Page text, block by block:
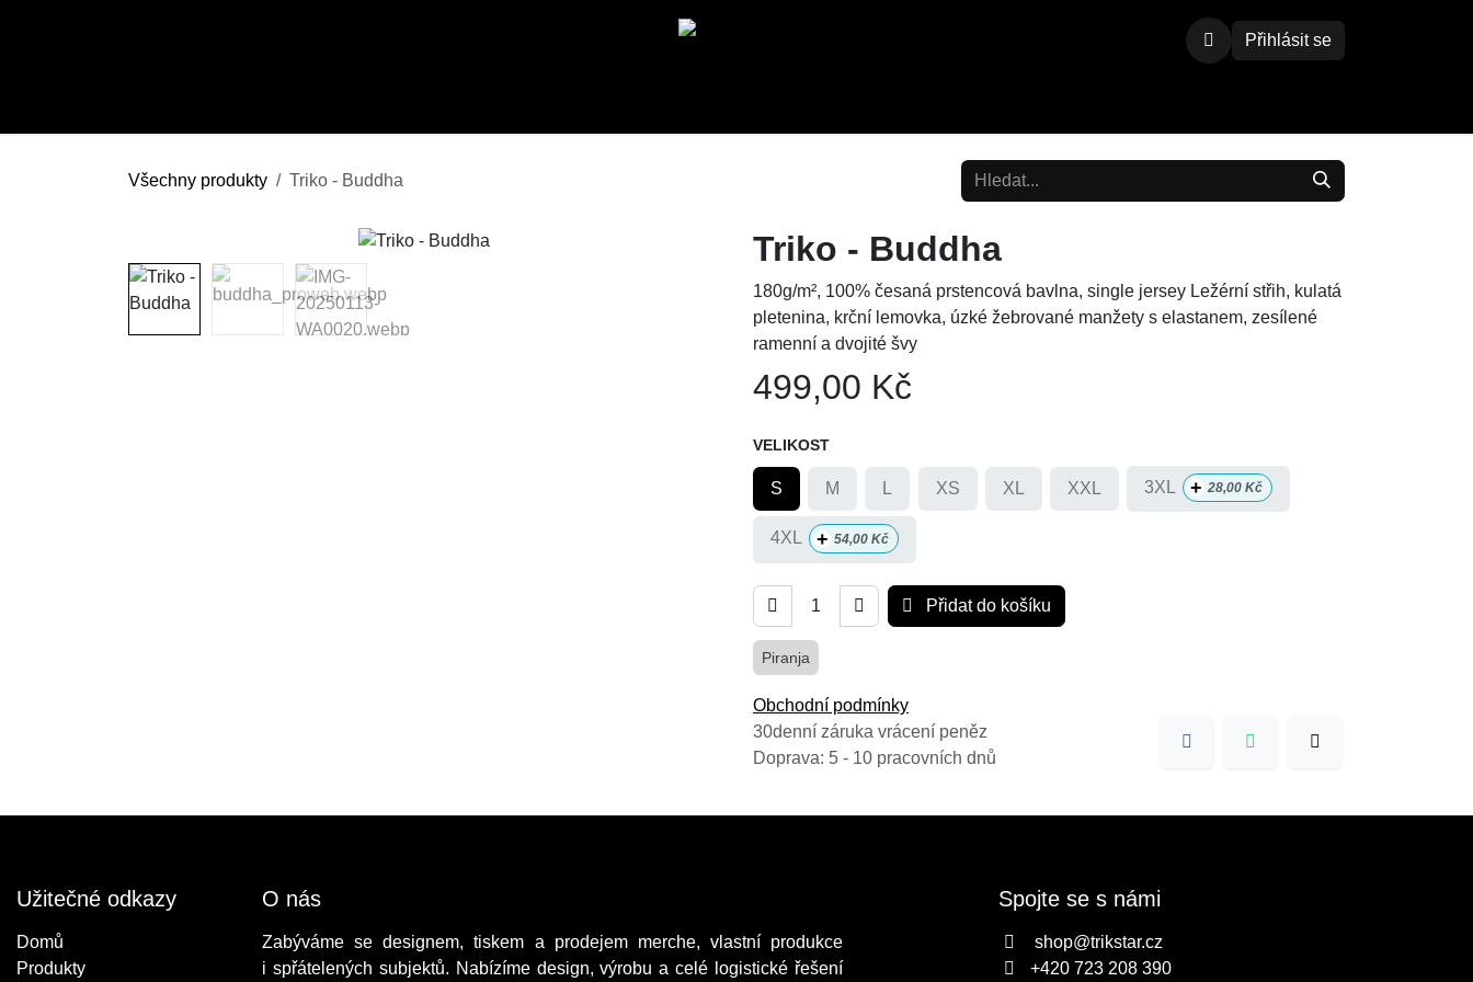
Přihlásit se
Všechny produkty Triko - Buddha
Triko - Buddha
180g/m², 100% česaná prstencová bavlna, single jersey Ležérní střih, kulatá
pletenina, krční lemovka, úzké žebrované manžety s elastanem, zesílené
ramenní a dvojité švy
499,00 Kč
VELIKOST
S M L XS XL XXL 3XL + 28,00 Kč
4XL + 54,00 Kč
Přidat do košíku
Piranja
Obchodní podmínky
30denní záruka vrácení peněz
Doprava: 5 - 10 pracovních dnů
Užitečné odkazy
Do​mů
Produkty
O nás
Zabýváme se designem, tiskem a prodejem merche, vlastní produkce
i spřátelených subjektů. Nabízíme design, výrobu a celé logistické řešení
Spojte se s námi
shop@trikstar.cz
+420 723 208 390